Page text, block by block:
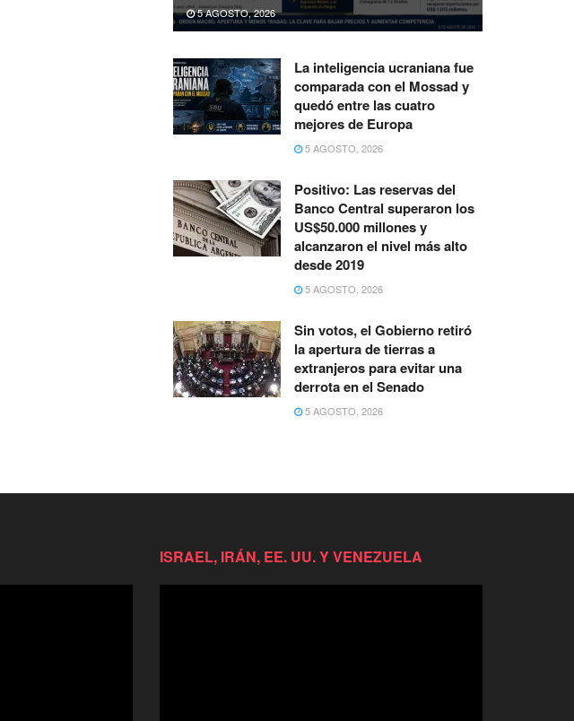
5 AGOSTO, 2026
La inteligencia ucraniana fue
comparada con el Mossad y
quedó entre las cuatro
mejores de Europa
5 AGOSTO, 2026
Positivo: Las reservas del
Banco Central superaron los
US$50.000 millones y
alcanzaron el nivel más alto
desde 2019
5 AGOSTO, 2026
Sin votos, el Gobierno retiró
la apertura de tierras a
extranjeros para evitar una
derrota en el Senado
5 AGOSTO, 2026
ISRAEL, IRÁN, EE. UU. Y VENEZUELA